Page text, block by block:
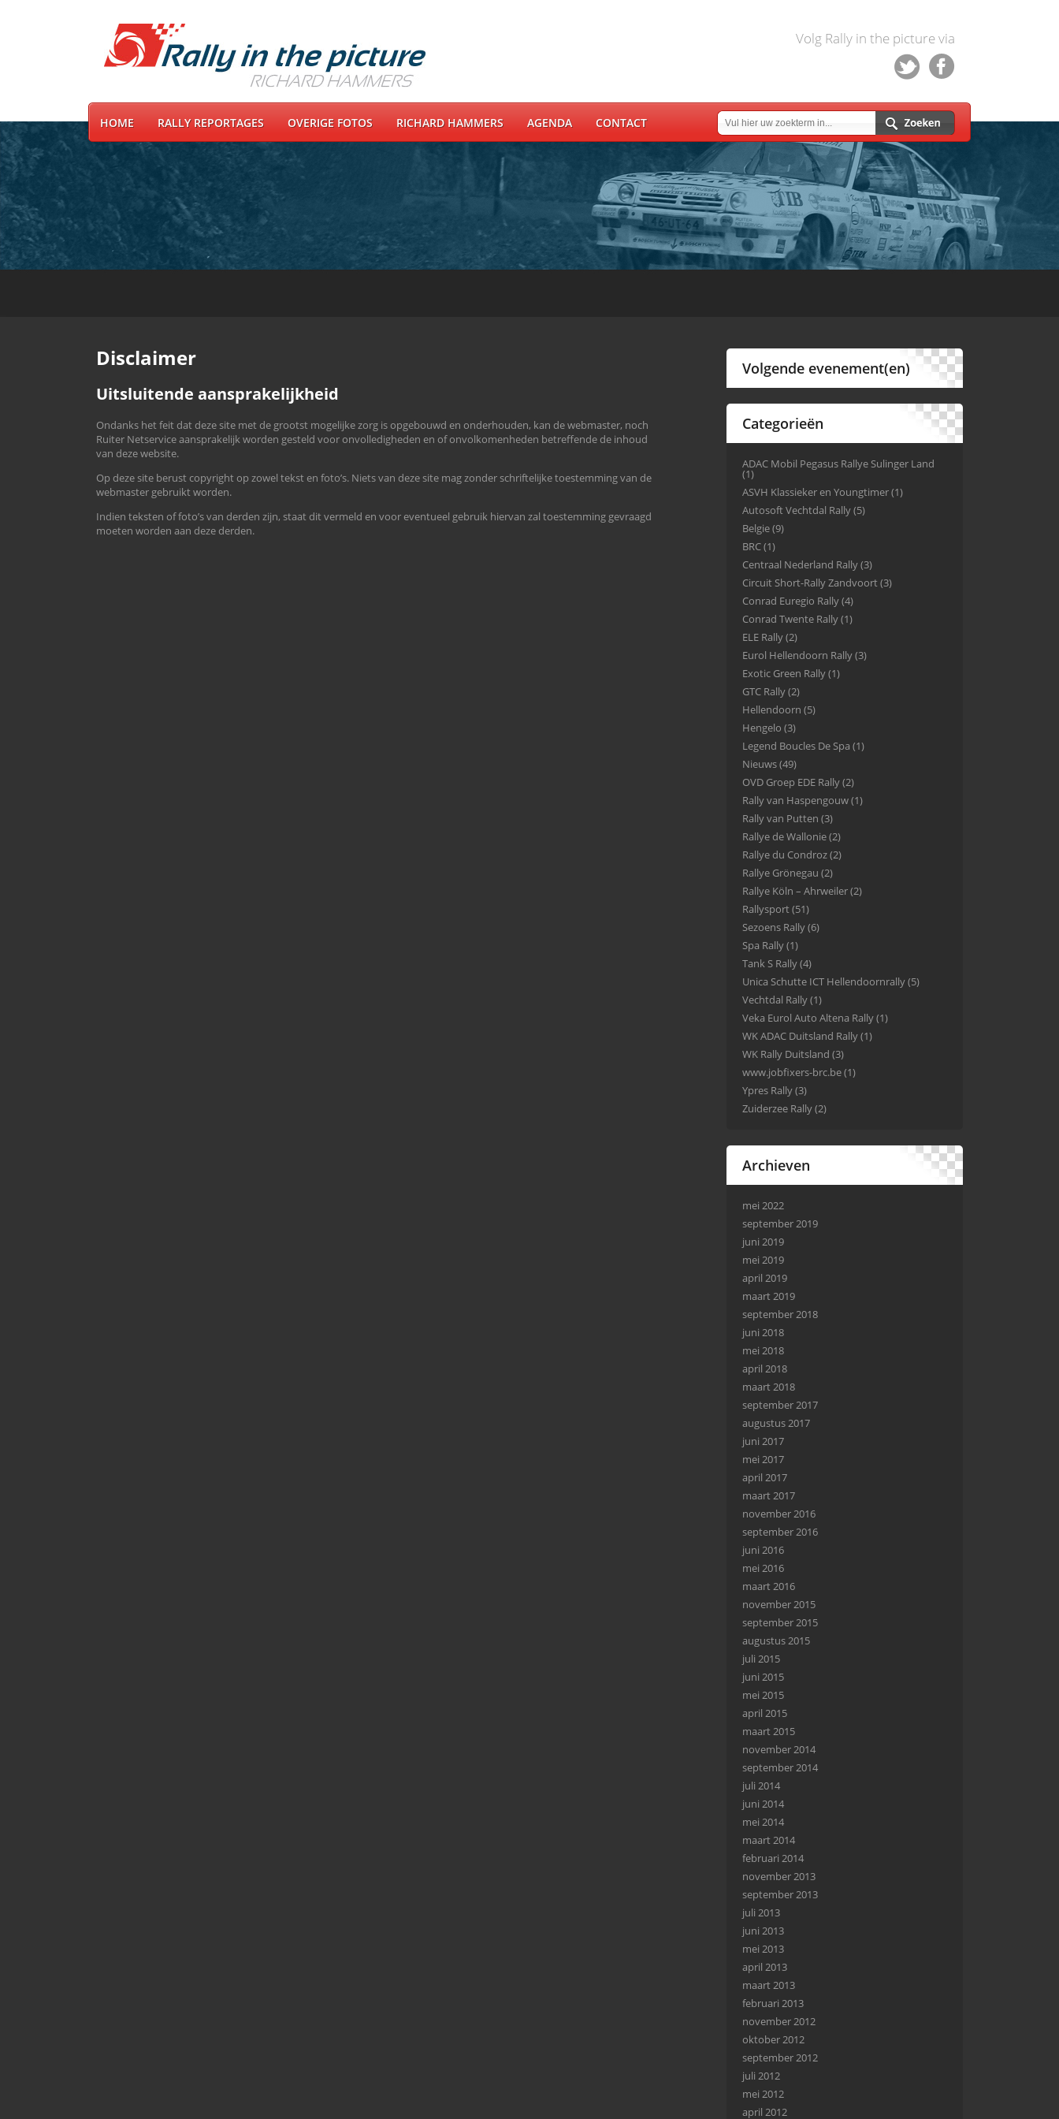
Volg Rally in the picture via
HOME RALLY REPORTAGES OVERIGE FOTOS RICHARD HAMMERS AGENDA CONTACT
Disclaimer
Uitsluitende aansprakelijkheid
Ondanks het feit dat deze site met de grootst mogelijke zorg is opgebouwd en onderhouden, kan de webmaster, noch
Ruiter Netservice aansprakelijk worden gesteld voor onvolledigheden en of onvolkomenheden betreffende de inhoud
van deze website.
Op deze site berust copyright op zowel tekst en foto’s. Niets van deze site mag zonder schriftelijke toestemming van de
webmaster gebruikt worden.
Indien teksten of foto’s van derden zijn, staat dit vermeld en voor eventueel gebruik hiervan zal toestemming gevraagd
moeten worden aan deze derden.
Volgende evenement(en)
Categorieën
ADAC Mobil Pegasus Rallye Sulinger Land
(1)
ASVH Klassieker en Youngtimer(1)
Autosoft Vechtdal Rally(5)
Belgie(9)
BRC(1)
Centraal Nederland Rally(3)
Circuit Short-Rally Zandvoort(3)
Conrad Euregio Rally(4)
Conrad Twente Rally(1)
ELE Rally(2)
Eurol Hellendoorn Rally(3)
Exotic Green Rally(1)
GTC Rally(2)
Hellendoorn (5)
Hengelo (3)
Legend Boucles De Spa (1)
Nieuws(49)
OVD Groep EDE Rally(2)
Rally van Haspengouw(1)
Rally van Putten (3)
Rallye de Wallonie(2)
Rallye du Condroz(2)
Rallye Grönegau (2)
Rallye Köln – Ahrweiler(2)
Rallysport(51)
Sezoens Rally(6)
Spa Rally(1)
Tank S Rally(4)
Unica Schutte ICT Hellendoornrally(5)
Vechtdal Rally(1)
Veka Eurol Auto Altena Rally(1)
WK ADAC Duitsland Rally(1)
WK Rally Duitsland (3)
www.jobfixers-brc.be(1)
Ypres Rally(3)
Zuiderzee Rally(2)
Archieven
mei 2022
september 2019
juni 2019
mei 2019
april 2019
maart 2019
september 2018
juni 2018
mei 2018
april 2018
maart 2018
september 2017
augustus 2017
juni 2017
mei 2017
april 2017
maart 2017
november 2016
september 2016
juni 2016
mei 2016
maart 2016
november 2015
september 2015
augustus 2015
juli 2015
juni 2015
mei 2015
april 2015
maart 2015
november 2014
september 2014
juli 2014
juni 2014
mei 2014
maart 2014
februari 2014
november 2013
september 2013
juli 2013
juni 2013
mei 2013
april 2013
maart 2013
februari 2013
november 2012
oktober 2012
september 2012
juli 2012
mei 2012
april 2012